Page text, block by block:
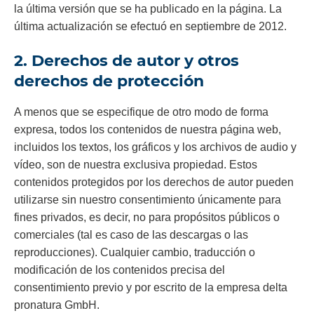
la última versión que se ha publicado en la página. La
última actualización se efectuó en septiembre de 2012.
2. Derechos de autor y otros
derechos de protección
A menos que se especifique de otro modo de forma
expresa, todos los contenidos de nuestra página web,
incluidos los textos, los gráficos y los archivos de audio y
vídeo, son de nuestra exclusiva propiedad. Estos
contenidos protegidos por los derechos de autor pueden
utilizarse sin nuestro consentimiento únicamente para
fines privados, es decir, no para propósitos públicos o
comerciales (tal es caso de las descargas o las
reproducciones). Cualquier cambio, traducción o
modificación de los contenidos precisa del
consentimiento previo y por escrito de la empresa delta
pronatura GmbH.